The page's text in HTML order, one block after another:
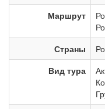
Маршрут
Страны
Вид тура